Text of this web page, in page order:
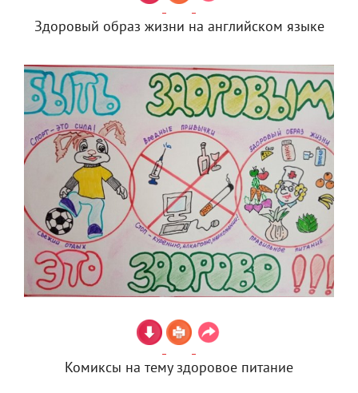
Здоровый образ жизни на английском языке
Комиксы на тему здоровое питание